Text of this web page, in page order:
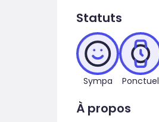
Statuts
Sympa Ponctuel
À propos